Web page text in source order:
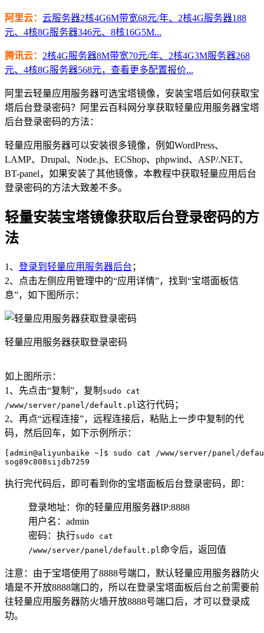
阿里云： 云服务器2核4G6M带宽68元/年、2核4G服务器188
元、4核8G服务器346元、8核16G5M...
腾讯云： 2核4G服务器8M带宽70元/年、2核4G3M服务器268
元、4核8G服务器568元，查看更多配置报价...
阿里云轻量应用服务器可选宝塔镜像，安装宝塔后如何获取宝
塔后台登录密码？阿里云百科网分享获取轻量应用服务器宝塔
后台登录密码的方法：
轻量应用服务器可以安装很多镜像，例如WordPress、
LAMP、Drupal、Node.js、ECShop、phpwind、ASP/.NET、
BT-panel，如果安装了其他镜像，本教程中获取轻量应用后台
登录密码的方法大致差不多。
轻量安装宝塔镜像获取后台登录密码的方
法
1、 登录到轻量应用服务器后台 ；
2、点击左侧应用管理中的“应用详情”，找到“宝塔面板信
息”，如下图所示：
轻量应用服务器获取登录密码
如上图所示：
1、先点击“复制”，复制 sudo cat
/www/server/panel/default.pl 这行代码；
2、再点“远程连接”，远程连接后，粘贴上一步中复制的代
码，然后回车，如下示例所示：
[admin@aliyunbaike ~]$ sudo cat /www/server/panel/
sog89c808sijdb7259
执行完代码后，即可看到你的宝塔面板后台登录密码，即：
登录地址：你的轻量应用服务器IP:8888
用户名：admin
密码：执行sudo cat
/www/server/panel/default.pl 命令后，返回值
注意：由于宝塔使用了8888号端口，默认轻量应用服务器防火
墙是不开放8888端口的，所以在登录宝塔面板后台之前需要前
往轻量应用服务器防火墙开放8888号端口后，才可以登录成
功。